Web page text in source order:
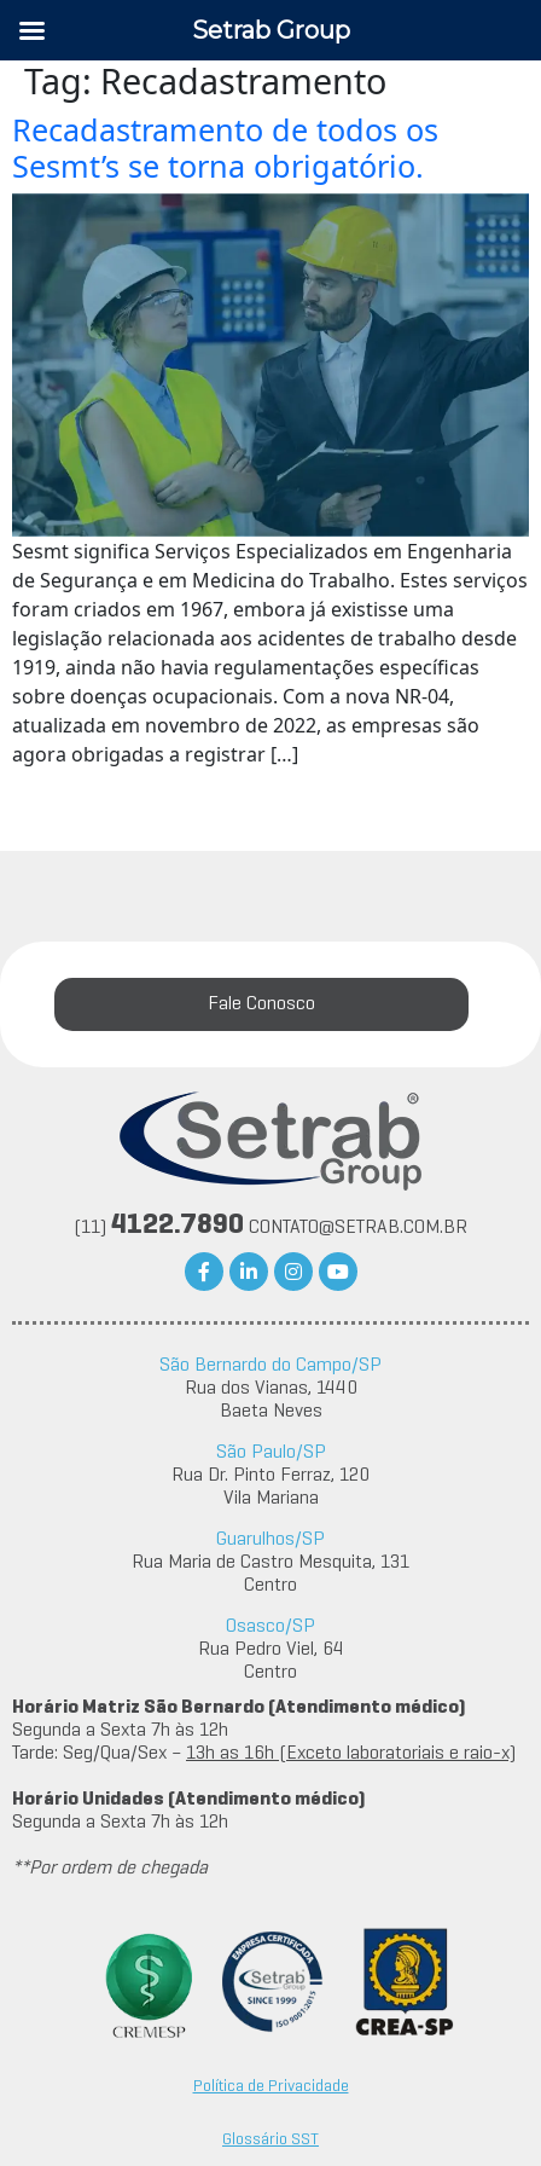
Tag: Recadastramento
Recadastramento de todos os
Sesmt’s se torna obrigatório.
Sesmt significa Serviços Especializados em Engenharia
de Segurança e em Medicina do Trabalho. Estes serviços
foram criados em 1967, embora já existisse uma
legislação relacionada aos acidentes de trabalho desde
1919, ainda não havia regulamentações específicas
sobre doenças ocupacionais. Com a nova NR-04,
atualizada em novembro de 2022, as empresas são
agora obrigadas a registrar […]
(11) 4122.7890 CONTATO@SETRAB.COM.BR
São Bernardo do Campo/SP
Rua dos Vianas, 1440
Baeta Neves
São Paulo/SP
Rua Dr. Pinto Ferraz, 120
Vila Mariana
Guarulhos/SP
Rua Maria de Castro Mesquita, 131
Centro
Osasco/SP
Rua Pedro Viel, 64
Centro
Horário Matriz São Bernardo (Atendimento médico)
Segunda a Sexta 7h às 12h
Tarde: Seg/Qua/Sex – 13h as 16h (Exceto laboratoriais e raio-x)
Horário Unidades (Atendimento médico)
Segunda a Sexta 7h às 12h
**Por ordem de chegada
Política de Privacidade
Glossário SST
Fale Conosco
Setrab Group